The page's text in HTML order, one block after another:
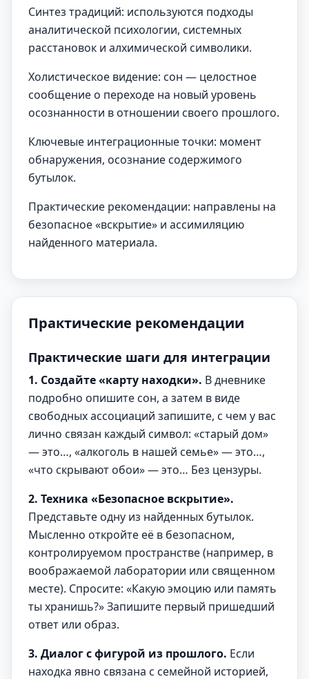
Синтез традиций: используются подходы
аналитической психологии, системных
расстановок и алхимической символики.
Холистическое видение: сон — целостное
сообщение о переходе на новый уровень
осознанности в отношении своего прошлого.
Ключевые интеграционные точки: момент
обнаружения, осознание содержимого
бутылок.
Практические рекомендации: направлены на
безопасное «вскрытие» и ассимиляцию
найденного материала.
Практические рекомендации
Практические шаги для интеграции
1. Создайте «карту находки». В дневнике
подробно опишите сон, а затем в виде
свободных ассоциаций запишите, с чем у вас
лично связан каждый символ: «старый дом»
— это…, «алкоголь в нашей семье» — это…,
«что скрывают обои» — это… Без цензуры.
2. Техника «Безопасное вскрытие».
Представьте одну из найденных бутылок.
Мысленно откройте её в безопасном,
контролируемом пространстве (например, в
воображаемой лаборатории или священном
месте). Спросите: «Какую эмоцию или память
ты хранишь?» Запишите первый пришедший
ответ или образ.
3. Диалог с фигурой из прошлого. Если
находка явно связана с семейной историей,